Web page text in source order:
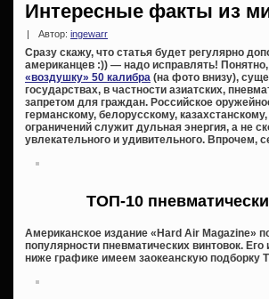
Интересные факты из
Автор: ingewarr
Сразу скажу, что статья будет регулярно
американцев :)) — надо исправлять!
«воздушку» 50 калибра (на фото внизу),
государствах, в частности азиатских,
запретом для граждан. Российское
германскому, белорусскому,
ограничений служит дульная энергия, а не
увлекательного и удивительного. Впрочем,
ТОП-10
Американское издание «Hard Air Magazine»
популярности пневматических винтовок.
ниже графике имеем заокеанскую подборку